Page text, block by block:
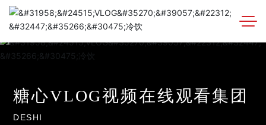
糖心VLOG视频在线观看集 团
DESHI